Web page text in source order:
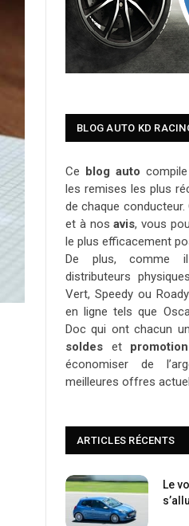
BLOG AUTO KD
Ce blog auto
les remises les plus
de chaque conducteur.
et à nosavis, vous
le plus efficacement
De plus, comme
distributeurs
Vert, Speedy ou
en ligne tels que
Doc qui ont chacun
soldes et
économiser de
meilleures offres
ARTICLES RÉCENTS
Le